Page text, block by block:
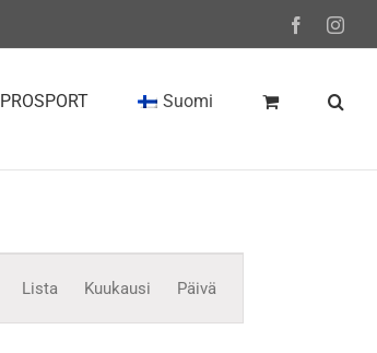
Facebook
PROSPORT Suomi
Views
Navigation
Lista Kuukausi Päivä